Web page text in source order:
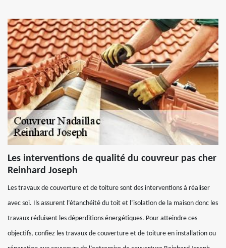
Les interventions de qualité du couvreur pas cher
Reinhard Joseph
Les travaux de couverture et de toiture sont des interventions à réaliser
avec soi. Ils assurent l’étanchéité du toit et l’isolation de la maison donc les
travaux réduisent les déperditions énergétiques. Pour atteindre ces
objectifs, confiez les travaux de couverture et de toiture en installation ou